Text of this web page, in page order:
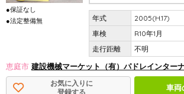
●保証なし
●法定整備無
2005(H.17)
R10年1月
不明
恵庭市 建設機械マーケット（有）パドレインター
お気に入りに
登録する
車両